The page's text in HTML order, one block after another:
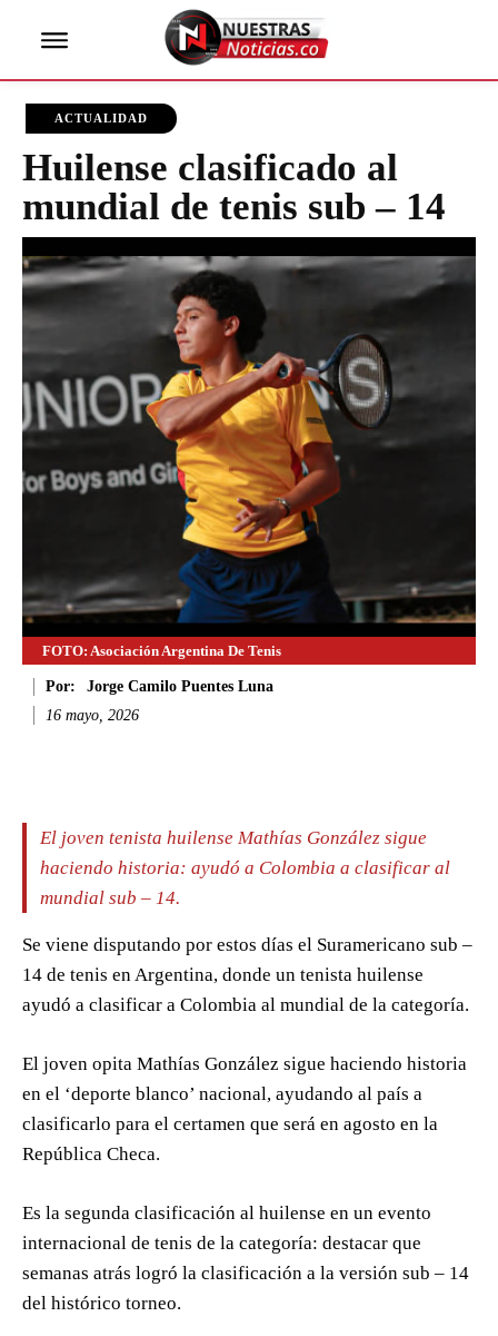
ACTUALIDAD
Huilense clasificado al
mundial de tenis sub – 14
FOTO: Asociación Argentina De Tenis
Por:
Jorge Camilo Puentes Luna
16 mayo, 2026
El joven tenista huilense Mathías González sigue
haciendo historia: ayudó a Colombia a clasificar al
mundial sub – 14.
Se viene disputando por estos días el Suramericano sub –
14 de tenis en Argentina, donde un tenista huilense
ayudó a clasificar a Colombia al mundial de la categoría.
El joven opita Mathías González sigue haciendo historia
en el ‘deporte blanco’ nacional, ayudando al país a
clasificarlo para el certamen que será en agosto en la
República Checa.
Es la segunda clasificación al huilense en un evento
internacional de tenis de la categoría: destacar que
semanas atrás logró la clasificación a la versión sub – 14
del histórico torneo.